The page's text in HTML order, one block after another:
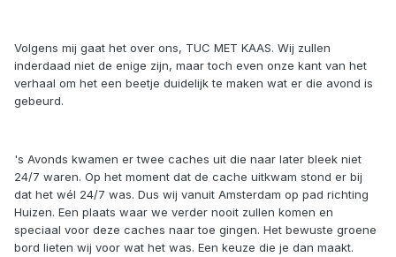
Volgens mij gaat het over ons, TUC MET KAAS. Wij zullen
inderdaad niet de enige zijn, maar toch even onze kant van het
verhaal om het een beetje duidelijk te maken wat er die avond is
gebeurd.
's Avonds kwamen er twee caches uit die naar later bleek niet
24/7 waren. Op het moment dat de cache uitkwam stond er bij
dat het wél 24/7 was. Dus wij vanuit Amsterdam op pad richting
Huizen. Een plaats waar we verder nooit zullen komen en
speciaal voor deze caches naar toe gingen. Het bewuste groene
bord lieten wij voor wat het was. Een keuze die je dan maakt.